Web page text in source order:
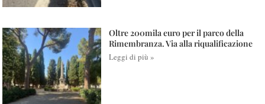
Oltre 200mila euro per il parco della
Rimembranza. Via alla riqualificazione
Leggi di più »